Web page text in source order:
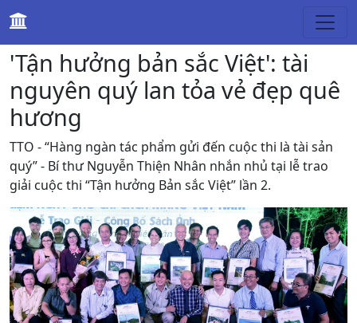
Du lịch
'Tận hưởng bản sắc Việt': tài
nguyên quý lan tỏa vẻ đẹp quê
hương
TTO - “Hàng ngàn tác phẩm gửi đến cuộc thi là tài sản
quý” - Bí thư Nguyễn Thiện Nhân nhắn nhủ tại lễ trao
giải cuộc thi “Tận hưởng Bản sắc Việt” lần 2.